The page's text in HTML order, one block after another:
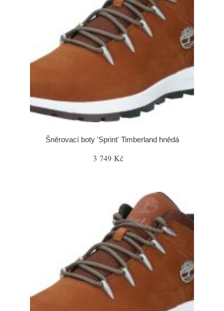
Šněrovací boty 'Sprint' Timberland hnědá
3 749 Kč